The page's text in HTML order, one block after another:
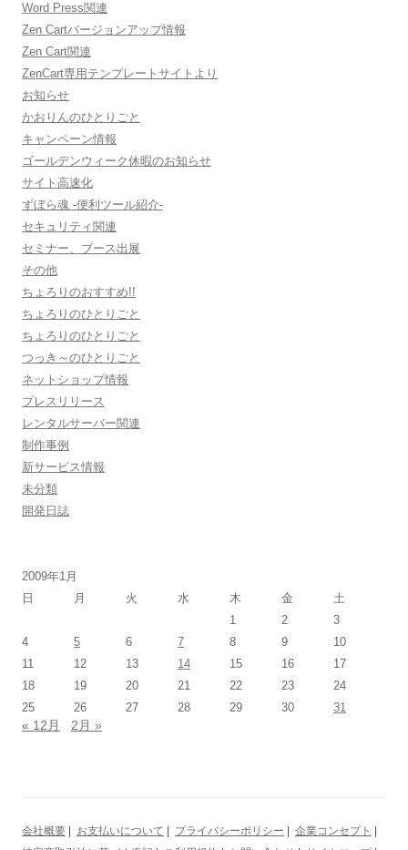
Word Press関連
Zen Cartバージョンアップ情報
Zen Cart関連
ZenCart専用テンプレートサイトより
お知らせ
かおりんのひとりごと
キャンペーン情報
ゴールデンウィーク休暇のお知らせ
サイト高速化
ずぼら魂 -便利ツール紹介-
セキュリティ関連
セミナー、ブース出展
その他
ちょろりのおすすめ!!
ちょろりのひとりごと
ちょろりのひとりごと
つっき～のひとりごと
ネットショップ情報
プレスリリース
レンタルサーバー関連
制作事例
新サービス情報
未分類
開発日誌
2009年1月
日
月 火 水 木 金
土
1
2
3
4
5 6 7 8 9
10
11
12 13 14 15 16
17
18
19 20 21 22 23
24
25
26 27 28 29 30 31
« 12月 2月 »
会社概要 お支払いについて プライバシーポリシー 企業コンセプト